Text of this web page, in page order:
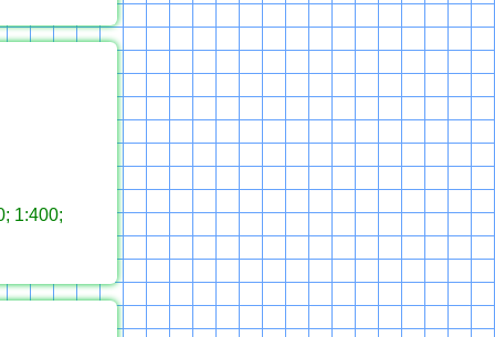
1:400;